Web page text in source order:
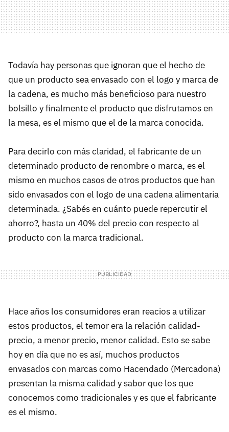
Todavía hay personas que ignoran que el hecho de
que un producto sea envasado con el logo y marca de
la cadena, es mucho más beneficioso para nuestro
bolsillo y finalmente el producto que disfrutamos en
la mesa, es el mismo que el de la marca conocida.
Para decirlo con más claridad, el fabricante de un
determinado producto de renombre o marca, es el
mismo en muchos casos de otros productos que han
sido envasados con el logo de una cadena alimentaria
determinada. ¿Sabés en cuánto puede repercutir el
ahorro?, hasta un 40% del precio con respecto al
producto con la marca tradicional.
Hace años los consumidores eran reacios a utilizar
estos productos, el temor era la relación calidad-
precio, a menor precio, menor calidad. Esto se sabe
hoy en día que no es así, muchos productos
envasados con marcas como Hacendado (Mercadona)
presentan la misma calidad y sabor que los que
conocemos como tradicionales y es que el fabricante
es el mismo.